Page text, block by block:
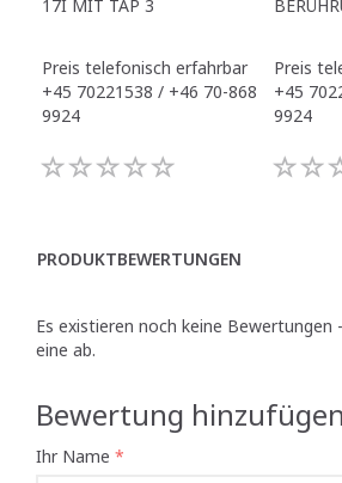
17I MIT TAP 3
Preis telefonisch erfahrbar
+45 70221538 / +46 70-868
9924
Preis
+45
9924
PRODUKTBEWERTUNGEN
Es existieren noch keine Bewertungen
eine ab.
Bewertung
Ihr Name